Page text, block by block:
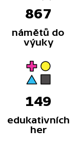
867
námětů do
výuky
149
edukativních
her